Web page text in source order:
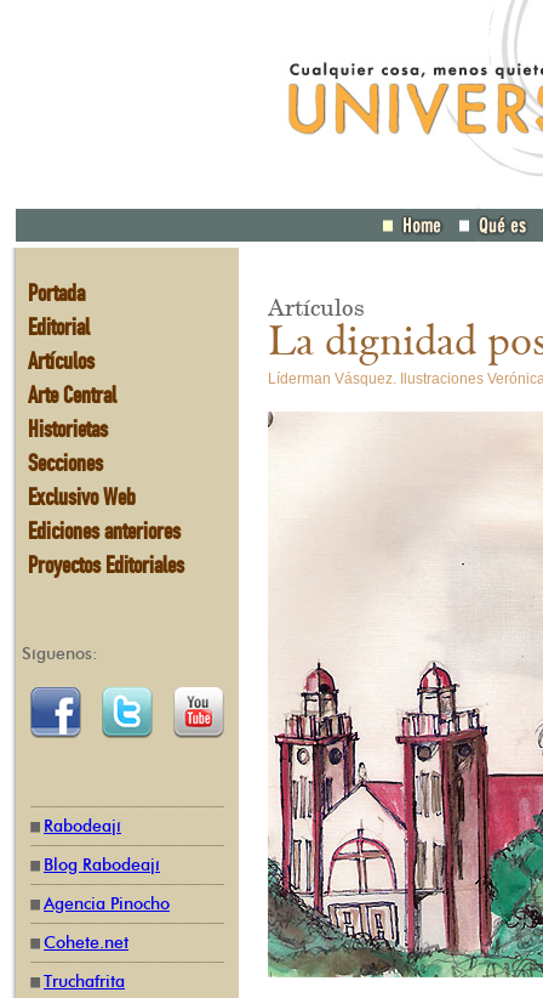
Portada
Editorial
Artículos
Arte Central
Historietas
Secciones
Exclusivo Web
Ediciones anteriores
Proyectos Editoriales
Síguenos:
Rabodeají
Blog Rabodeají
Agencia Pinocho
Cohete.net
Truchafrita
Artículos
La dignidad
Líderman Vásquez. Ilustraciones